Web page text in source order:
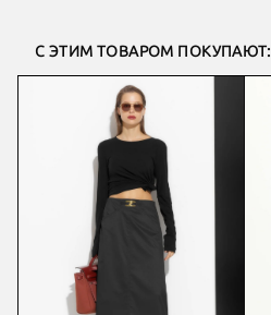
С ЭТИМ ТОВАРОМ ПОКУПАЮТ: